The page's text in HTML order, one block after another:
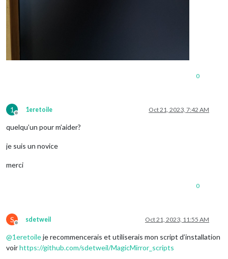
0
1
Offline
1eretoile Oct 21, 2023, 7:42 AM
quelqu’un pour m’aider?
je suis un novice
merci
0
S
Offline
sdetweil Oct 21, 2023, 11:55 AM
@1eretoileje recommencerais et utiliserais mon script d’installation
voirhttps://github.com/sdetweil/MagicMirror_scripts